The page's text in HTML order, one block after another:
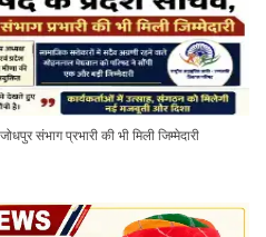
संभाग प्रभारी की भी मिली जिम्मेदारी